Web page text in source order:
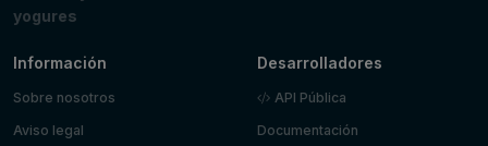
yogures
Información
Sobre nosotros
Aviso legal
Desarrolladores
API Pública
Documentación